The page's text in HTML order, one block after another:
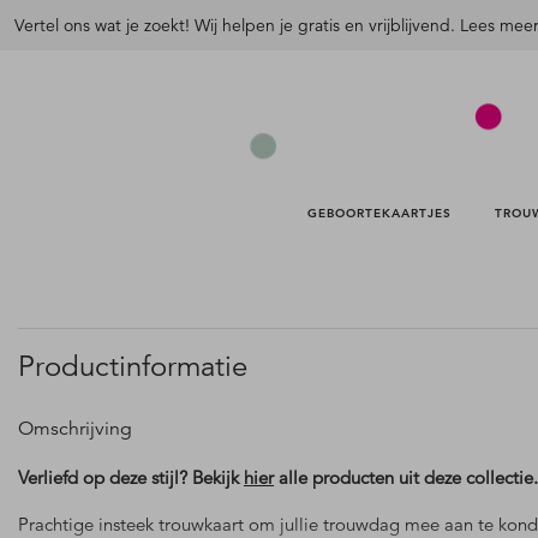
Vertel ons wat je zoekt! Wij helpen je gratis en vrijblijvend. Lees
GEBOORTEKAARTJES
Productinformatie
Omschrijving
Verliefd op deze stijl? Bekijk hieralle producten uit deze collectie.
Prachtige insteek trouwkaart om jullie trouwdag mee aan te